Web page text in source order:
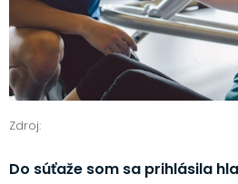
Zdroj:
Do súťaže som sa prihlásila